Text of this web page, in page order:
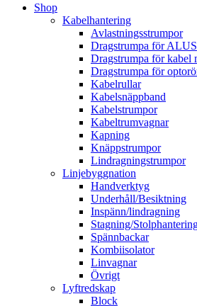
Shop
Kabelhantering
Avlastningsstrumpor
Dragstrumpa för ALUS
Dragstrumpa för kabel
Dragstrumpa för
Kabelrullar
Kabelsnäppband
Kabelstrumpor
Kabeltrumvagnar
Kapning
Knäppstrumpor
Lindragningstrumpor
Linjebyggnation
Handverktyg
Underhåll/Besiktning
Inspänn/lindragning
Stagning/
Spännbackar
Kombiisolator
Linvagnar
Övrigt
Lyftredskap
Block